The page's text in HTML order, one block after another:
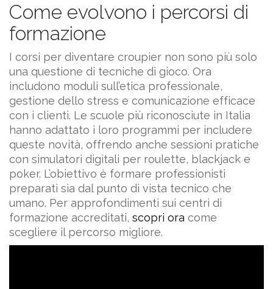
Come evolvono i percorsi di
formazione
I corsi per diventare croupier non sono più solo
una questione di tecniche di gioco. Ora
includono moduli sull’etica professionale,
gestione dello stress e comunicazione efficace
con i clienti. Le scuole più riconosciute in Italia
hanno adattato i loro programmi per includere
queste novità, offrendo anche sessioni pratiche
con simulatori digitali per roulette, blackjack e
poker. L’obiettivo è formare professionisti
preparati sia dal punto di vista tecnico che
umano. Per approfondimenti sui centri di
formazione accreditati, scopri ora come
scegliere il percorso migliore.